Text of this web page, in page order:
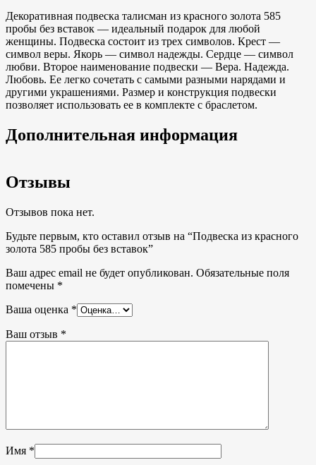
Декоративная подвеска талисман из красного золота 585
пробы без вставок — идеальный подарок для любой
женщины. Подвеска состоит из трех символов. Крест —
символ веры. Якорь — символ надежды. Сердце — символ
любви. Второе наименование подвески — Вера. Надежда.
Любовь. Ее легко сочетать с самыми разными нарядами и
другими украшениями. Размер и конструкция подвески
позволяет использовать ее в комплекте с браслетом.
Дополнительная информация
Отзывы
Отзывов пока нет.
Будьте первым, кто оставил отзыв на “Подвеска из красного
золота 585 пробы без вставок”
Ваш адрес email не будет опубликован. Обязательные поля
помечены *
Ваша оценка *
Ваш отзыв *
Имя *